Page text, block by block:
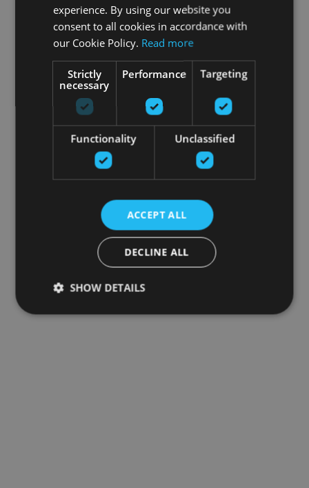
experience. By using our website you
consent to all cookies in accordance with
our Cookie Policy. Read more
Strictly
necessary
Performance Targeting
Functionality Unclassified
ACCEPT ALL
DECLINE ALL
SHOW DETAILS